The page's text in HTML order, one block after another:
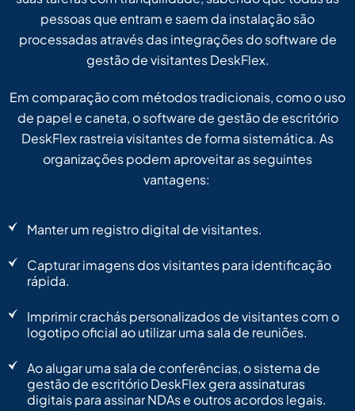
pessoas que entram e saem da instalação são
processadas através das integrações do software de
gestão de visitantes DeskFlex.
Em comparação com métodos tradicionais, como o uso
de papel e caneta, o software de gestão de escritório
DeskFlex rastreia visitantes de forma sistemática. As
organizações podem aproveitar as seguintes
vantagens:
Manter um registro digital de visitantes.
Capturar imagens dos visitantes para identificação
rápida.
Imprimir crachás personalizados de visitantes com o
logotipo oficial ao utilizar uma sala de reuniões.
Ao alugar uma sala de conferências, o sistema de
gestão de escritório DeskFlex gera assinaturas
digitais para assinar NDAs e outros acordos legais.